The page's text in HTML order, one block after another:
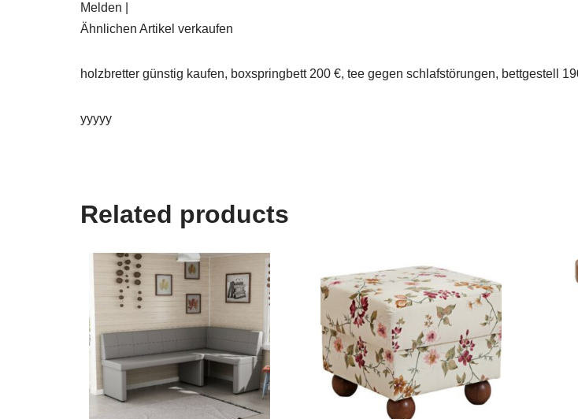
Melden |
Ähnlichen Artikel verkaufen
holzbretter günstig kaufen, boxspringbett 200 €, tee gegen schlafstörungen, bettgestell
yyyyy
Related products